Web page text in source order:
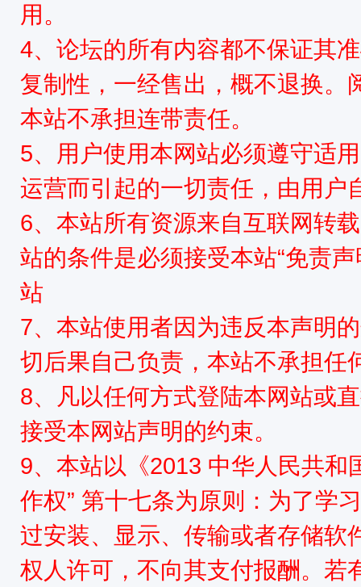
用。
4、论坛的所有内容都不保证其
复制性，一经售出，概不退换。
本站不承担连带责任。
5、用户使用本网站必须遵守适
运营而引起的一切责任，由用户
6、本站所有资源来自互联网转
站的条件是必须接受本站“免责
站
7、本站使用者因为违反本声明
切后果自己负责，本站不承担任
8、凡以任何方式登陆本网站或
接受本网站声明的约束。
9、本站以《2013 中华人民共和
作权” 第十七条为原则：为了学
过安装、显示、传输或者存储软
权人许可，不向其支付报酬。若